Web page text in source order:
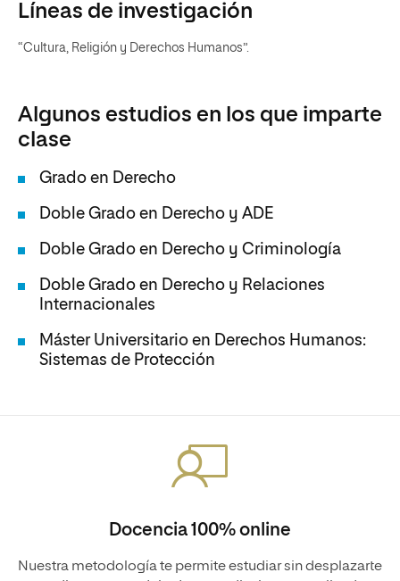
Líneas de investigación
“Cultura, Religión y Derechos Humanos”.
Algunos estudios en los que imparte
clase
Grado en Derecho
Doble Grado en Derecho y ADE
Doble Grado en Derecho y Criminología
Doble Grado en Derecho y Relaciones
Internacionales
Máster Universitario en Derechos Humanos:
Sistemas de Protección
Docencia 100% online
Nuestra metodología te permite estudiar sin desplazarte